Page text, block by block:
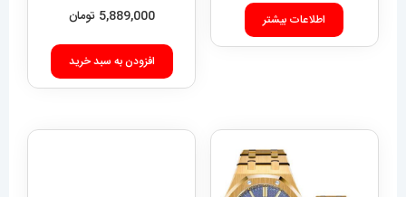
اطلاعات بیشتر 5,889,000 تومان
افزودن به سبد خرید